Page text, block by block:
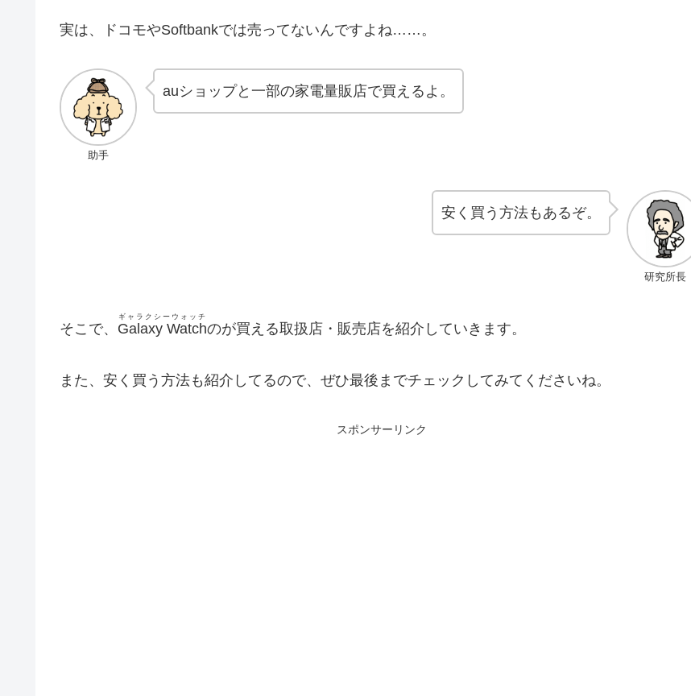
実は、ドコモやSoftbankでは売ってないんですよね……。
助手
auショップと一部の家電量販店で買えるよ。
研究所長
安く買う方法もあるぞ。
そこで、 Galaxy Watch
ギャラクシーウォッチ
のが買える取扱店・販売店を紹介していきます。
また、安く買う方法も紹介してるので、ぜひ最後までチェックしてみてくださいね。
スポンサーリンク